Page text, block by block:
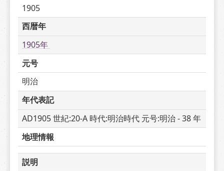
1905
西暦年
1905年
元号
明治
年代表記
AD1905 世紀:20-A 時代:明治時代 元号:明治 - 38 年
地理情報
説明